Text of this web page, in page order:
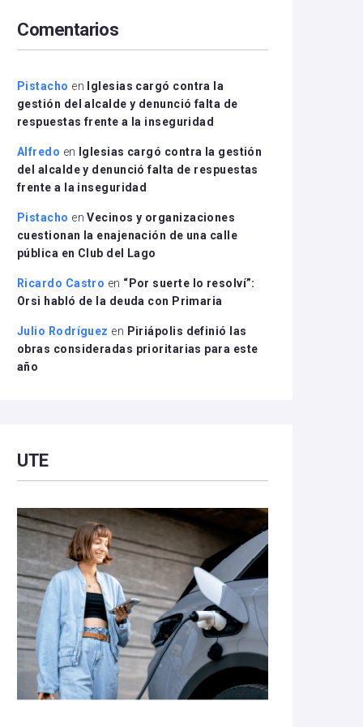
disminuir
el
Comentarios
Pistacho en
Iglesias cargó contra la
gestión del alcalde y denunció falta de
respuestas frente a la inseguridad
Alfredo en
Iglesias cargó contra la gestión
del alcalde y denunció falta de respuestas
frente a la inseguridad
Pistacho enVecinos y organizaciones
cuestionan la enajenación de una calle
pública en Club del Lago
Ricardo Castro en “Por suerte lo resolví”:
Orsi habló de la deuda con Primaria
Julio Rodríguez en Piriápolis definió las
obras consideradas prioritarias para este
año
UTE